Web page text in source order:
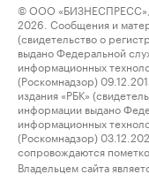
© ООО
2026. Сообщения и
(свидетельство о
выдано Федеральной
информационных
(Роскомнадзор)
издания «РБК»
информации выдано
информационных
(Роскомнадзор)
сопровождаются
Владельцем сайта